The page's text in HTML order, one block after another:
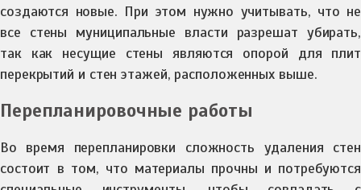
создаются новые. При этом нужно учитывать, что не
все стены муниципальные власти разрешат убирать,
так как несущие стены являются опорой для плит
перекрытий и стен этажей, расположенных выше.
Перепланировочные работы
Во время перепланировки сложность удаления стен
состоит в том, что материалы прочны и потребуются